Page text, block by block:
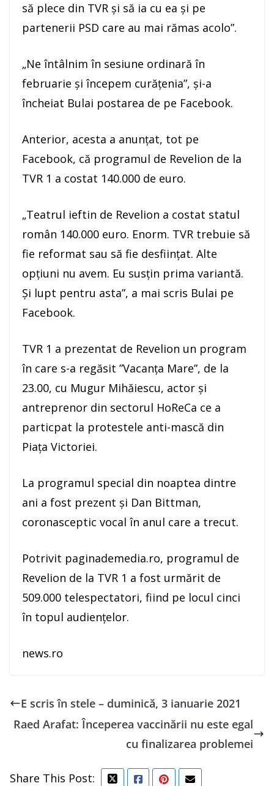
să plece din TVR şi să ia cu ea şi pe
partenerii PSD care au mai rămas acolo”.
„Ne întâlnim în sesiune ordinară în
februarie şi începem curăţenia”, şi-a
încheiat Bulai postarea de pe Facebook.
Anterior, acesta a anunţat, tot pe
Facebook, că programul de Revelion de la
TVR 1 a costat 140.000 de euro.
„Teatrul ieftin de Revelion a costat statul
român 140.000 euro. Enorm. TVR trebuie să
fie reformat sau să fie desfiinţat. Alte
opţiuni nu avem. Eu susţin prima variantă.
Şi lupt pentru asta”, a mai scris Bulai pe
Facebook.
TVR 1 a prezentat de Revelion un program
în care s-a regăsit ”Vacanţa Mare”, de la
23.00, cu Mugur Mihăiescu, actor şi
antreprenor din sectorul HoReCa ce a
particpat la protestele anti-mască din
Piaţa Victoriei.
La programul special din noaptea dintre
ani a fost prezent şi Dan Bittman,
coronasceptic vocal în anul care a trecut.
Potrivit paginademedia.ro, programul de
Revelion de la TVR 1 a fost urmărit de
509.000 telespectatori, fiind pe locul cinci
în topul audienţelor.
news.ro
E scris în stele – duminică, 3 ianuarie 2021
Raed Arafat: Începerea vaccinării nu este egal
cu finalizarea problemei
Share This Post: